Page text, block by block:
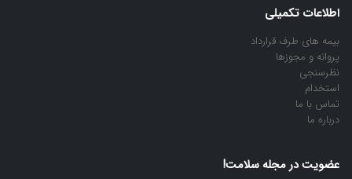
اطلاعات تکمیلی
بیمه های طرف قرارداد
پروانه و مجوزها
نظرسنجی
استخدام
تماس با ما
درباره ما
عضویت در مجله سلامت!